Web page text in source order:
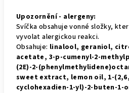
Upozornění - alergeny:
Svíčka obsahuje vonné složky,
vyvolat alergickou reakci.
Obsahuje: linalool, geraniol,
acetate, 3-p-cumenyl-2-
(2E)-2-
sweet extract, lemon oil, 1-
cyclohexadien-1-yl)-2-buten-1-